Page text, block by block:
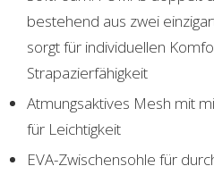
bestehend aus zwei
sorgt für individuellen
Strapazierfähigkeit
Atmungsaktives Mesh mit
für Leichtigkeit
EVA-Zwischensohle für